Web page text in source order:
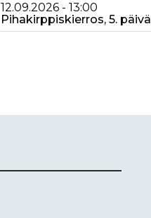
12.09.2026 - 13:00
Pihakirppiskierros, 5. päivä